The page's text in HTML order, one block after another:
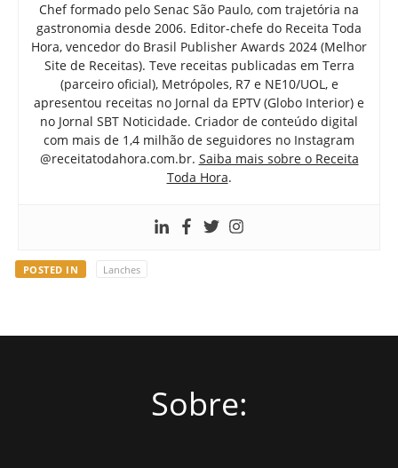
Chef formado pelo Senac São Paulo, com trajetória na
gastronomia desde 2006. Editor-chefe do Receita Toda
Hora, vencedor do Brasil Publisher Awards 2024 (Melhor
Site de Receitas). Teve receitas publicadas em Terra
(parceiro oficial), Metrópoles, R7 e NE10/UOL, e
apresentou receitas no Jornal da EPTV (Globo Interior) e
no Jornal SBT Noticidade. Criador de conteúdo digital
com mais de 1,4 milhão de seguidores no Instagram
@receitatodahora.com.br. Saiba mais sobre o Receita
Toda Hora.
POSTED IN Lanches
Sobre: